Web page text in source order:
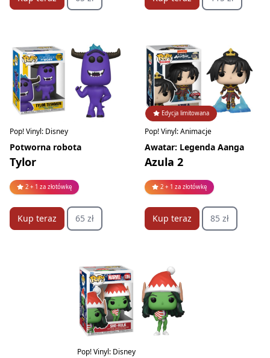
Pop! Vinyl: Disney
Potworna robota
Tylor
2 + 1 za złotówkę
Kup teraz 65 zł
Edycja limitowana
Pop! Vinyl: Animacje
Awatar: Legenda Aanga
Azula 2
2 + 1 za złotówkę
Kup teraz 85 zł
Pop! Vinyl: Disney